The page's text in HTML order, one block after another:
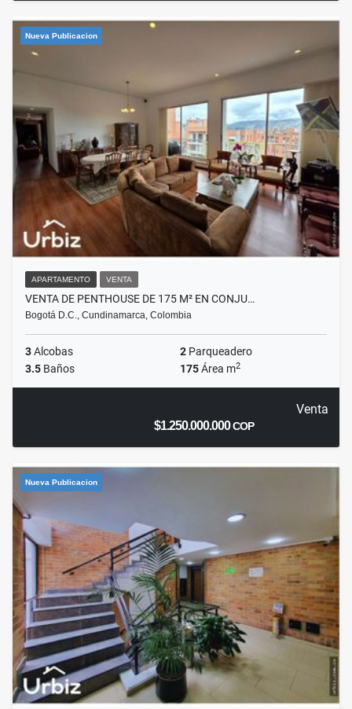
Nueva Publicacion
APARTAMENTO VENTA
VENTA DE PENTHOUSE DE 175 M² EN CONJU…
Bogotá D.C., Cundinamarca, Colombia
3Alcobas 2 Parqueadero
3.5 Baños 175Área m2
Venta
$1.250.000.000COP
Nueva Publicacion